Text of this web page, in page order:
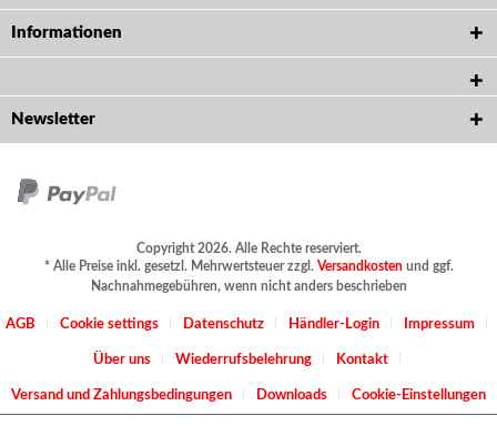
Informationen
Newsletter
Copyright 2026. Alle Rechte reserviert.
* Alle Preise inkl. gesetzl. Mehrwertsteuer zzgl. Versandkostenund ggf.
Nachnahmegebühren, wenn nicht anders beschrieben
AGB Cookie settings Datenschutz Händler-Login Impressum
Über uns Wiederrufsbelehrung Kontakt
Versand und Zahlungsbedingungen Downloads Cookie-Einstellungen